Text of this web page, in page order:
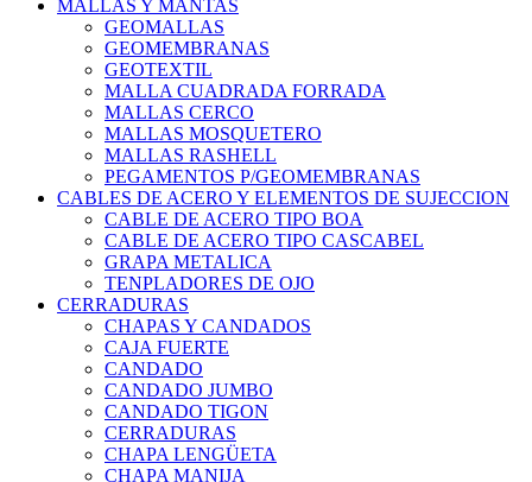
MALLAS Y MANTAS
GEOMALLAS
GEOMEMBRANAS
GEOTEXTIL
MALLA CUADRADA FORRADA
MALLAS CERCO
MALLAS MOSQUETERO
MALLAS RASHELL
PEGAMENTOS P/GEOMEMBRANAS
CABLES DE ACERO Y ELEMENTOS DE SUJECCION
CABLE DE ACERO TIPO BOA
CABLE DE ACERO TIPO CASCABEL
GRAPA METALICA
TENPLADORES DE OJO
CERRADURAS
CHAPAS Y CANDADOS
CAJA FUERTE
CANDADO
CANDADO JUMBO
CANDADO TIGON
CERRADURAS
CHAPA LENGÜETA
CHAPA MANIJA